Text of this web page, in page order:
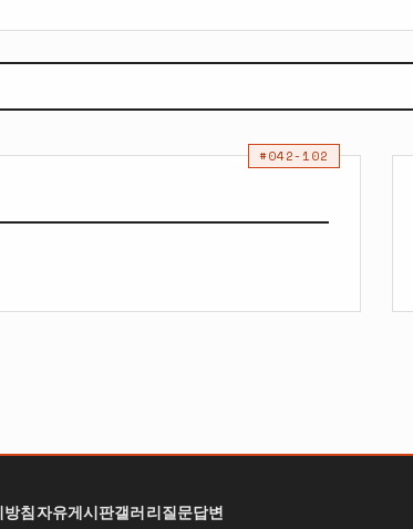
#042-102
방침자유게시판갤러리질문답변